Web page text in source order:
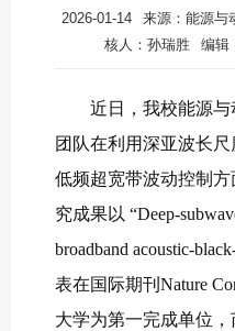
2026-01-14 来源：能源与
核人：孙瑞胜
编辑
近日，我校能源
团队在利用深亚波长
低频超宽带波动控制
究成果以 “Deep-
broadband acoustic-
表在国际期刊Nature
大学为第一完成单位